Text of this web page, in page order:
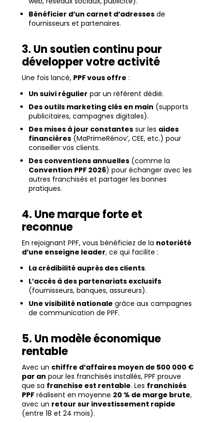
Bénéficier d’un carnet d’adressesde
fournisseurs et partenaires.
3. Un soutien continu pour
développer votre activité
Une fois lancé, PPF vous offre :
Un suivi régulier par un référent dédié.
Des outils marketing clés en main (supports
publicitaires, campagnes digitales).
Des mises à jour constantessur les aides
financières(MaPrimeRénov’, CEE, etc.) pour
conseiller vos clients.
Des conventions annuelles(comme la
Convention PPF 2026) pour échanger avec les
autres franchisés et partager les bonnes
pratiques.
4. Une marque forte et
reconnue
En rejoignant PPF, vous bénéficiez de la notoriété
d’une enseigne leader, ce qui facilite :
La crédibilité auprès des clients.
L’accès à des partenariats exclusifs
(fournisseurs, banques, assureurs).
Une visibilité nationale grâce aux campagnes
de communication de PPF.
5. Un modèle économique
rentable
Avec un chiffre d’affaires moyen de 500 000 €
par an pour les franchisés installés, PPF prouve
que sa franchise est rentable. Les franchisés
PPFréalisent en moyenne 20 % de marge brute,
avec un retour sur investissement rapide
(entre 18 et 24 mois).